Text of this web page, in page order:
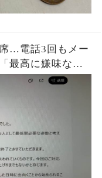
…電話3回もメー
最高に嫌味な不
論すぎる文章が